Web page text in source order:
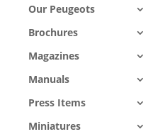
Our Peugeots
Brochures
Magazines
Manuals
Press Items
Miniatures